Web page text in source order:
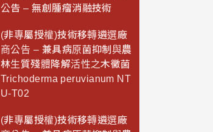
公告 – 無創腫瘤消融技術
(非專屬授權)技術移轉遴選廠
商公告 – 兼具病原菌抑制與農
林生質殘體降解活性之木黴菌
Trichoderma peruvianum NT
U-T02
(非專屬授權)技術移轉遴選廠